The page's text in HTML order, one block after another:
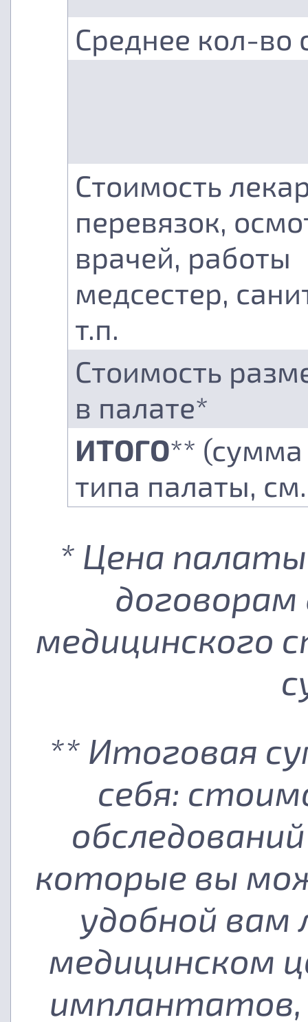
Среднее кол-во
Стоимость
перевязок,
врачей, работы
медсестер,
т.п.
Стоимость
в палате*
ИТОГО** (сумма
типа палаты,
* Цена
договорам
медицинского
** Итоговая
себя:
которые вы
удобной вам
медицинском